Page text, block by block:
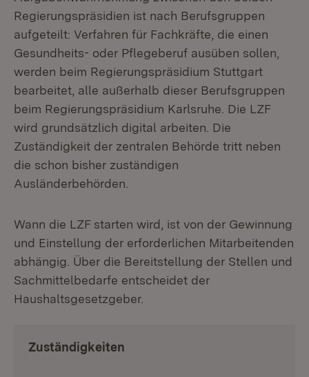
Regierungspräsidien ist nach Berufsgruppen
aufgeteilt: Verfahren für Fachkräfte, die einen
Gesundheits- oder Pflegeberuf ausüben sollen,
werden beim Regierungspräsidium Stuttgart
bearbeitet, alle außerhalb dieser Berufsgruppen
beim Regierungspräsidium Karlsruhe. Die LZF
wird grundsätzlich digital arbeiten. Die
Zuständigkeit der zentralen Behörde tritt neben
die schon bisher zuständigen
Ausländerbehörden.
Wann die LZF starten wird, ist von der Gewinnung
und Einstellung der erforderlichen Mitarbeitenden
abhängig. Über die Bereitstellung der Stellen und
Sachmittelbedarfe entscheidet der
Haushaltsgesetzgeber.
Zuständigkeiten